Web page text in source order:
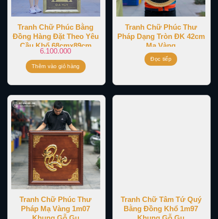
Tranh Chữ Phúc Bằng
Đồng Hàng Đặt Theo Yêu
Cầu Khổ 68cmx89cm
6.100.000
Thêm vào giỏ hàng
Tranh Chữ Phúc Thư
Pháp Dạng Tròn ĐK 42cm
Mạ Vàng
Đọc tiếp
Tranh Chữ Phúc Thư
Pháp Mạ Vàng 1m07
Tranh Chữ Tâm Tứ Quý
Bằng Đồng Khổ 1m97